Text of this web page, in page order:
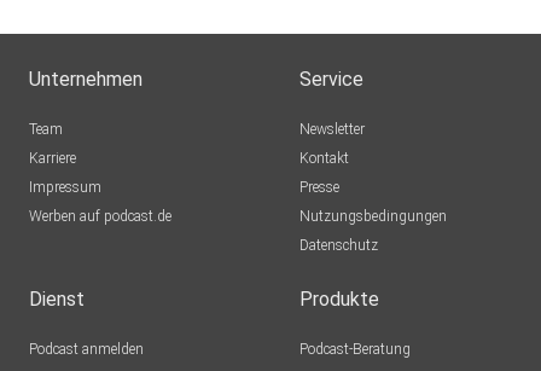
Unternehmen
Team
Karriere
Impressum
Werben auf podcast.de
Service
Newsletter
Kontakt
Presse
Nutzungsbedingungen
Datenschutz
Dienst
Podcast anmelden
Produkte
Podcast-Beratung